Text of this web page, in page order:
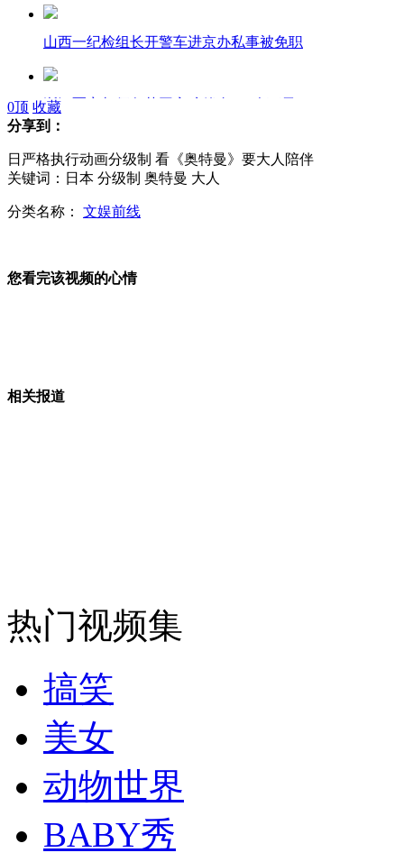
山西一纪检组长开警车进京办私事被免职
浙江冤案叔侄各获国家赔偿金110余万元
男子杀人改名换姓16年 变身高校客座教授
桥下辩称“慰安妇必要论”并非他本人观点
实拍:韩女主播不忍嘉宾挑衅 现场撕裙倒水湿身
外交部：有关国家言论片面不公正
安徽一实载49人客车翻车
0顶 收藏
分享到：
日严格执行动画分级制 看《奥特曼》要大人陪伴
关键词：日本 分级制 奥特曼 大人
分类名称： 文娱前线
您看完该视频的心情
相关报道
热门视频集
搞笑
美女
动物世界
BABY秀